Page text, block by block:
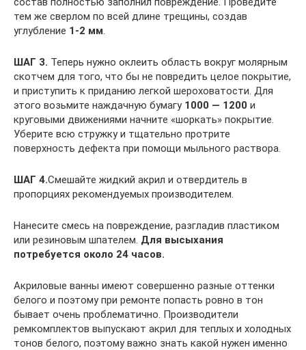
тем же сверлом по всей длине трещины, создав
углубление 1-2 мм.
ШАГ 3. Теперь нужно оклеить область вокруг молярным
скотчем для того, что бы не повредить целое покрытие,
и приступить к приданию легкой шероховатости. Для
этого возьмите наждачную бумагу 1000 — 1200 и
круговыми движениями начните «шоркать» покрытие.
Уберите всю стружку и тщательно протрите
поверхность дефекта при помощи мыльного раствора.
ШАГ 4.Смешайте жидкий акрил и отвердитель в
пропорциях рекомендуемых производителем.
Нанесите смесь на повреждение, разгладив пластиком
или резиновым шпателем. Для высыхания
потребуется около 24 часов.
Акриловые ванны имеют совершенно разные оттенки
белого и поэтому при ремонте попасть ровно в тон
бывает очень проблематично. Производители
ремкомплектов выпускают акрил для теплых и холодных
тонов белого, поэтому важно знать какой нужен именно